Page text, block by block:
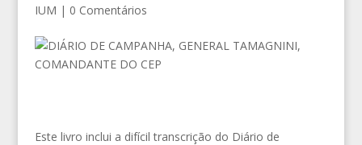
IUM | 0 Comentários
Este livro inclui a difícil transcrição do Diário de